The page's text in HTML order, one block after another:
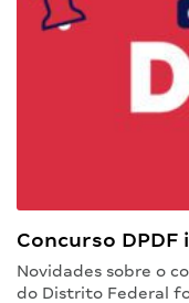
Concurso DPDF
Novidades sobre o
do Distrito Federal